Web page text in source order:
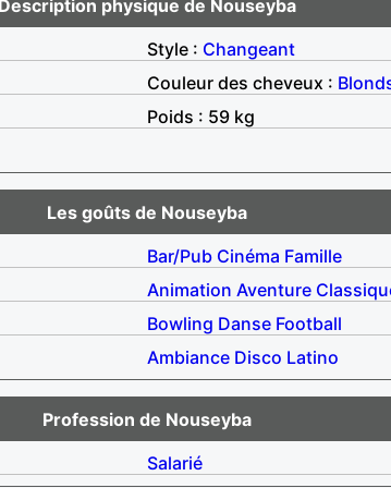
Description physique de Nouseyba
Style : Changeant
Couleur des cheveux :
Poids : 59 kg
Les goûts de Nouseyba
Bar/Pub Cinéma Famille
Animation Aventure
Bowling Danse Football
Ambiance Disco Latino
Profession de Nouseyba
Salarié